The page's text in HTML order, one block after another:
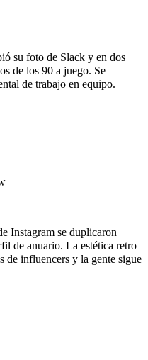
su foto de Slack y en dos
de los 90 a juego. Se
de trabajo en equipo.
Instagram se duplicaron
de anuario. La estética retro
de influencers y la gente sigue